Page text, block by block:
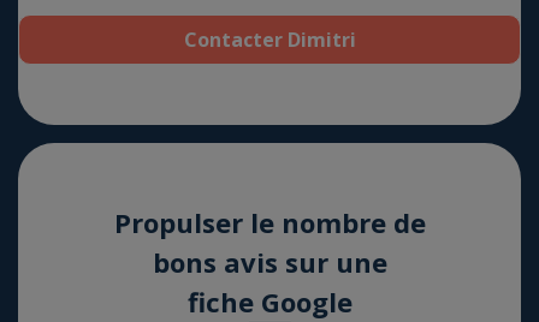
Contacter Dimitri
Pro­pul­ser le nombre de
bons avis sur une
fiche Google